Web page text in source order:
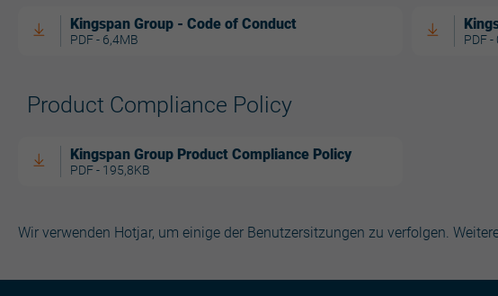
Kingspan Group - Code of Conduct
PDF - 6,4MB PDF -
Product Compliance Policy
Kingspan Group Product Compliance Policy
PDF - 195,8KB
Wir verwenden Hotjar, um einige der Benutzersitzungen zu verfolgen.